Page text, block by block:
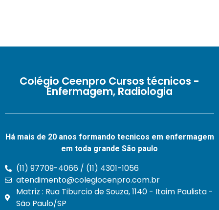
Colégio Ceenpro Cursos técnicos -
Enfermagem, Radiologia
Há mais de 20 anos formando tecnicos em enfermagem
em toda grande São paulo
(11) 97709-4066 / (11) 4301-1056
atendimento@colegiocenpro.com.br
Matriz : Rua Tiburcio de Souza, 1140 - Itaim Paulista -
São Paulo/SP